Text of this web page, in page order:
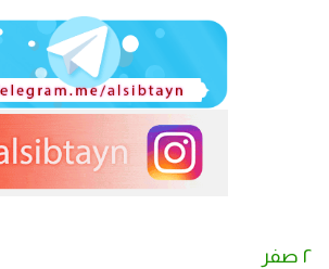
٢ صفر